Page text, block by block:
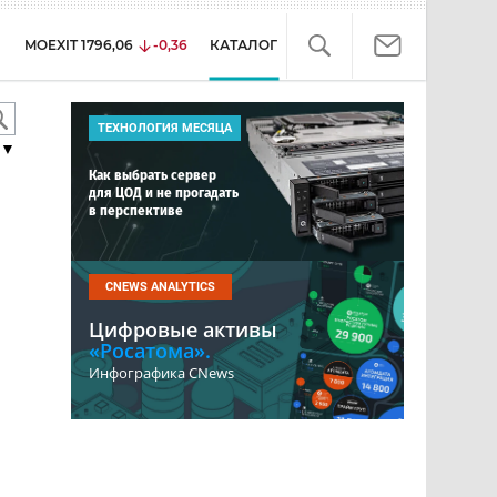
MOEXIT 1796,06 -0,36 КАТАЛОГ
ТЕХНОЛОГИЯ МЕСЯЦА
Как выбрать сервер
для ЦОД и не прогадать
в перспективе
CNEWS ANALYTICS
Цифровые активы
«Росатома».
Инфографика CNews